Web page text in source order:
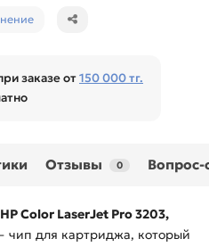
заказе от150 000 тг.
Отзывы 0 Вопрос-
Color LaserJet Pro 3203,
чип для картриджа, который